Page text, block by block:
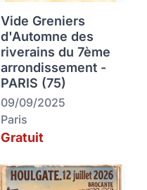
Vide Greniers
d'Automne des
riverains du 7ème
arrondissement -
PARIS (75)
09/09/2025
Paris
Gratuit